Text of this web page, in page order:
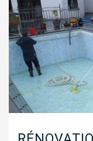
L’ENTREPRISE
NOS PISCINES
POLYESTER
PISCINES